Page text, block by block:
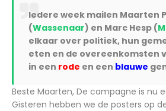
Iedere week mailen Maarten
(Wassenaar) en Marc Hesp (
elkaar over politiek, hun
eten en de overeenkomsten
in een rode en een blauwe
Beste Maarten, De campagne is nu
Gisteren hebben we de posters op